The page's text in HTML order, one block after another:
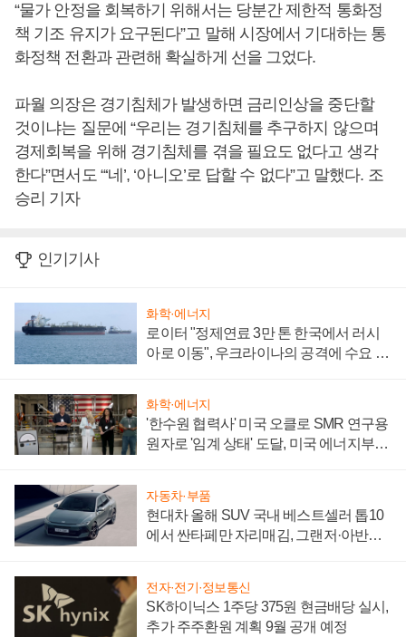
“물가 안정을 회복하기 위해서는 당분간 제한적 통화정
책 기조 유지가 요구된다”고 말해 시장에서 기대하는 통
화정책 전환과 관련해 확실하게 선을 그었다.
파월 의장은 경기침체가 발생하면 금리인상을 중단할
것이냐는 질문에 “우리는 경기침체를 추구하지 않으며
경제회복을 위해 경기침체를 겪을 필요도 없다고 생각
한다”면서도 “‘네’, ‘아니오’로 답할 수 없다”고 말했다. 조
승리 기자
인기기사
화학·에너지
로이터 "정제연료 3만 톤 한국에서 러시
아로 이동", 우크라이나의 공격에 수요 늘
화학·에너지
'한수원 협력사' 미국 오클로 SMR 연구용
원자로 '임계 상태' 도달, 미국 에너지부
자동차·부품
현대차 올해 SUV 국내 베스트셀러 톱10
에서 싼타페만 자리매김, 그랜저·아반떼
전자·전기·정보통신
SK하이닉스 1주당 375원 현금배당 실시,
추가 주주환원 계획 9월 공개 예정